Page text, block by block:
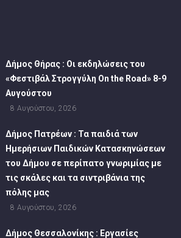
Δήμος Θήρας : Οι εκδηλώσεις του
«Φεστιβάλ Στρογγύλη On the Road» 8-9
Αυγούστου
8 Αυγούστου, 2026
Δήμος Πατρέων : Τα παιδιά των
Ημερήσιων Παιδικών Κατασκηνώσεων
του Δήμου σε περίπατο γνωριμίας με
τις σκάλες και τα σιντριβάνια της
πόλης μας
8 Αυγούστου, 2026
Δήμος Θεσσαλονίκης : Εργασίες